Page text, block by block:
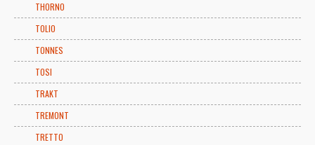
THORNO
TOLIO
TONNES
TOSI
TRAKT
TREMONT
TRETTO